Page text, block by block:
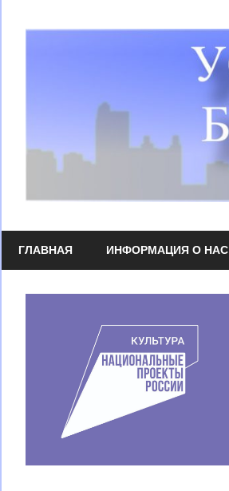
МБУК
УЦБС
библиотечная
ГЛАВНАЯ ИНФОРМАЦИЯ О НАС